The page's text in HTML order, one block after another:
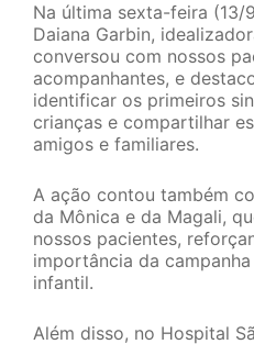
Na última sexta-feira (13/
Daiana Garbin,
conversou com nossos
acompanhantes, e
identificar os primeiros
crianças e compartilhar
amigos e familiares.
A ação contou também
da Mônica e da Magali,
nossos pacientes,
importância da
infantil.
Além disso, no Hospital